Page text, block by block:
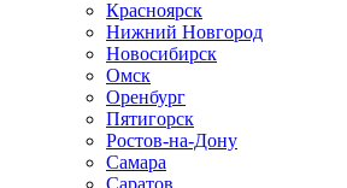
Красноярск
Нижний Новгород
Новосибирск
Омск
Оренбург
Пятигорск
Ростов-на-Дону
Самара
Саратов